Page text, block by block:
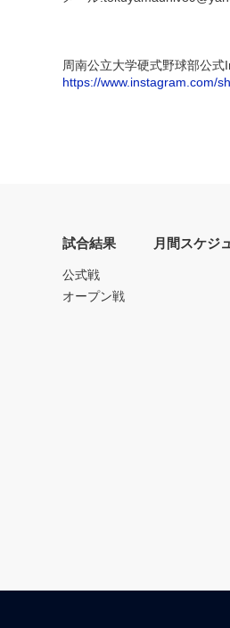
周南公立大学硬式野球部公式
https://www.instagram.com/
試合結果
公式戦
オープン戦
月間スケジ